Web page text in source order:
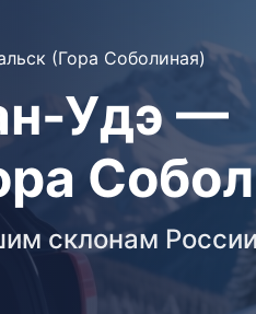
(Гора Соболиная)
Удэ —
склонам